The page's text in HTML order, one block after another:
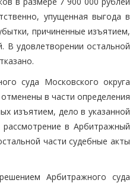
упущенная выгода в
причиненные изъятием,
В удовлетворении остальной
суда Московского округа
в части определения
изъятием, дело в указанной
в Арбитражный
части судебные акты
Арбитражного суда